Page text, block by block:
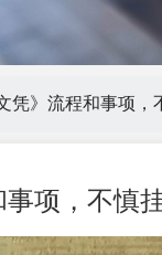
凭》流程和事项，
项，不慎